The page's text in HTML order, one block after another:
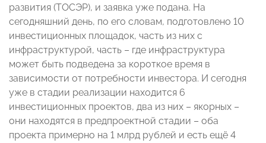
развития (ТОСЭР), и заявка уже подана. На
сегодняшний день, по его словам, подготовлено 10
инвестиционных площадок, часть из них с
инфраструктурой, часть – где инфраструктура
может быть подведена за короткое время в
зависимости от потребности инвестора. И сегодня
уже в стадии реализации находится 6
инвестиционных проектов, два из них – якорных –
они находятся в предпроектной стадии – оба
проекта примерно на 1 млрд рублей и есть ещё 4